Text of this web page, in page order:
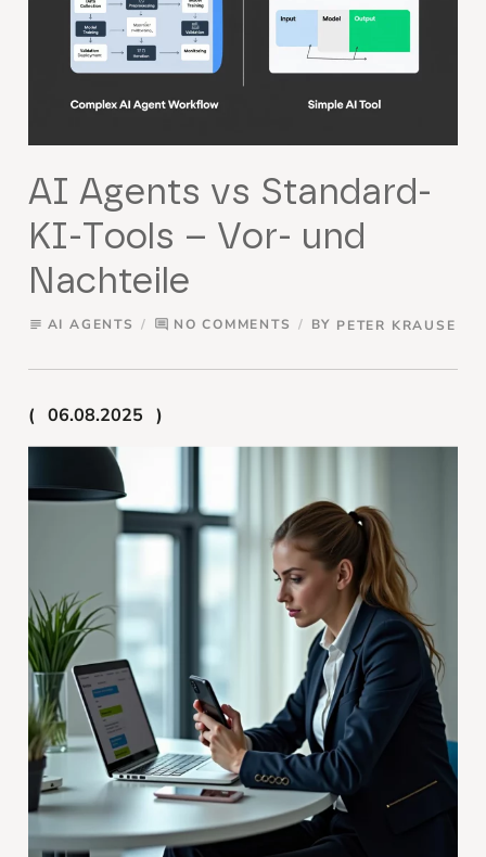
AI Agents vs Standard-
KI-Tools – Vor- und
Nachteile
subject AI AGENTS comment NO COMMENTS BY PETER KRAUSE
06.08.2025